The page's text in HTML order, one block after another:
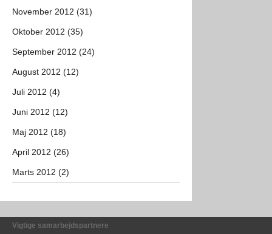
November 2012 (31)
Oktober 2012 (35)
September 2012 (24)
August 2012 (12)
Juli 2012 (4)
Juni 2012 (12)
Maj 2012 (18)
April 2012 (26)
Marts 2012 (2)
Vigtige samarbejdspartnere